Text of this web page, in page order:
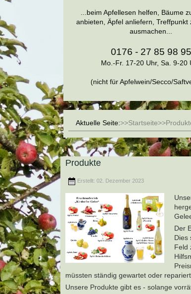
...beim Apfellesen helfen, Bäume
anbieten, Äpfel anliefern, Treffpunkt
ausmachen...
0176 - 27 85 98 95
Mo.-Fr. 17-20 Uhr, Sa. 9-20
(nicht für Apfelwein/Secco/
Aktuelle Seite: Startseite
Produkte
Erstellt: 02. Dezember 2023
Der
Dies
Feld
müssten ständig gewartet oder
Unsere Produkte gibt es - solange